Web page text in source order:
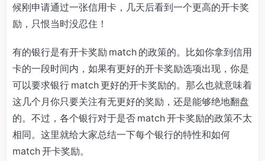
候刚申请通过一张信用卡，几天后看到一个更高的开卡奖
励，只恨当时没忍住！
有的银行是有开卡奖励 match 的政策的。比如你拿到信用
卡的一段时间内，如果有更好的开卡奖励选项出现，你是
可以要求银行 match 更好的开卡奖励的。那么也就意味着
这几个月你只要关注有无更好的奖励，还是能够绝地翻盘
的。不过，各个银行对于是否 match 开卡奖励的政策不太
相同。这里就给大家总结一下每个银行的特性和如何
match 开卡奖励。